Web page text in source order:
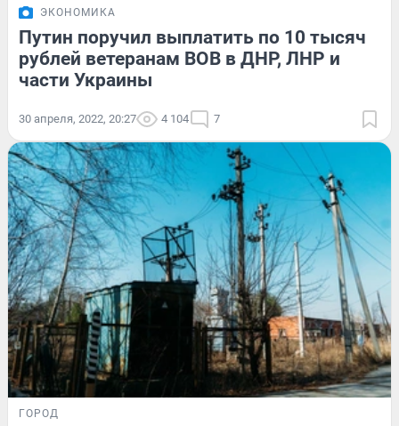
ЭКОНОМИКА
Путин поручил выплатить по 10 тысяч
рублей ветеранам ВОВ в ДНР, ЛНР и
части Украины
30 апреля, 2022, 20:27 4 104 7
ГОРОД